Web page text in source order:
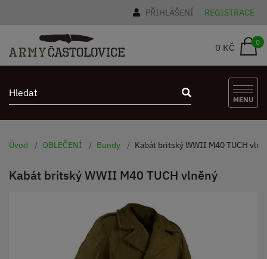
PŘIHLÁŠENÍ REGISTRACE
0 KČ 0
MENU
Úvod OBLEČENÍ Bundy Kabát britský WWII M40 TUCH
Kabát britský WWII M40 TUCH vlněný